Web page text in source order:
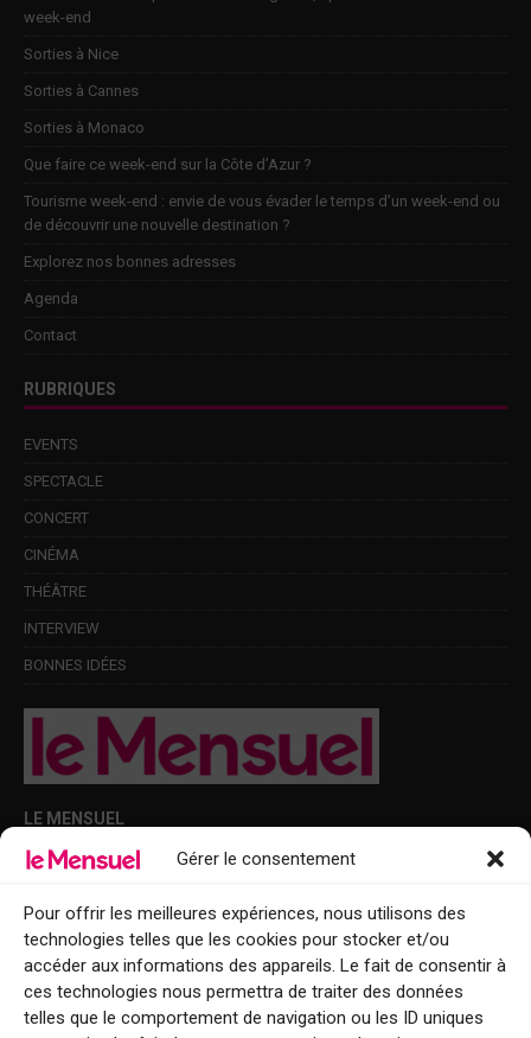
Gérer le consentement
Pour offrir les meilleures expériences, nous utilisons des
technologies telles que les cookies pour stocker et/ou
accéder aux informations des appareils. Le fait de consentir à
ces technologies nous permettra de traiter des données
telles que le comportement de navigation ou les ID uniques
week-end
Sorties à Nice
Sorties à Cannes
Sorties à Monaco
Que faire ce week-end sur la Côte d’Azur ?
Tourisme week-end : envie de vous évader le temps d’un week-end ou
de découvrir une nouvelle destination ?
Explorez nos bonnes adresses
Agenda
Contact
RUBRIQUES
EVENTS
SPECTACLE
CONCERT
CINÉMA
THÉÂTRE
INTERVIEW
BONNES IDÉES
LE MENSUEL
Points de diffusion Var et Alpes-Maritimes : oû trouver Le Mensuel ?
Le Mensuel en PDF : consultez le magazine en ligne
Qui sommes-nous ?
BFM Top Sorties